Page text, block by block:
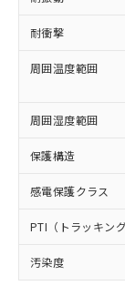
耐衝撃
周囲温度範囲
周囲湿度範囲
保護構造
感電保護クラス
PTI（トラッキング
汚染度
く
事
六価ク
類(PBB)
(PBDE)
ル)
ルベンジ
（DBP
(DIBP)
フタル酸
図的な使
※2 対
部品在
月が前
*中国
Pb(鉛)
Cr(Ⅵ)(六
ニル類) :
DBP(フ
イソブチ
ル) :
DEHP(
※2 環
「ｅ」
準値以
「10
質が外
使
場
法
○